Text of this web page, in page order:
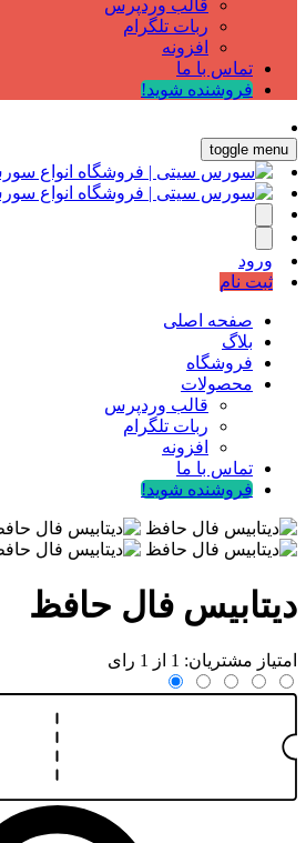
قالب وردپرس
ربات تلگرام
افزونه
تماس با ما
فروشنده شوید!
toggle menu
ورود
ثبت نام
صفحه اصلی
بلاگ
فروشگاه
محصولات
قالب وردپرس
ربات تلگرام
افزونه
تماس با ما
فروشنده شوید!
دیتابیس فال حافظ
امتیاز مشتریان: 1 از 1 رای